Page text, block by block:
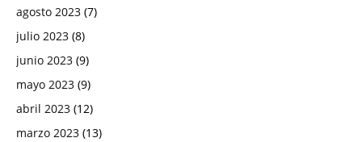
agosto 2023 (7)
julio 2023 (8)
junio 2023 (9)
mayo 2023 (9)
abril 2023 (12)
marzo 2023 (13)